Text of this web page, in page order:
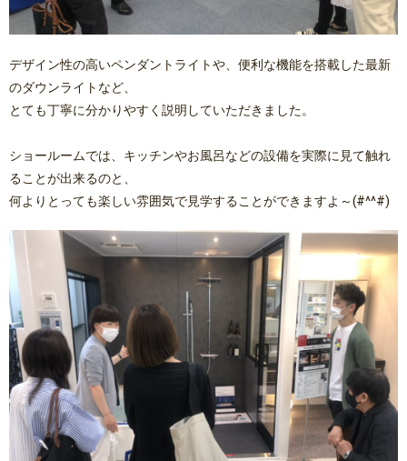
デザイン性の高いペンダントライトや、便利な機能を搭載した最新
のダウンライトなど、
とても丁寧に分かりやすく説明していただきました。
ショールームでは、キッチンやお風呂などの設備を実際に見て触れ
ることが出来るのと、
何よりとっても楽しい雰囲気で見学することができますよ～(#^^#)